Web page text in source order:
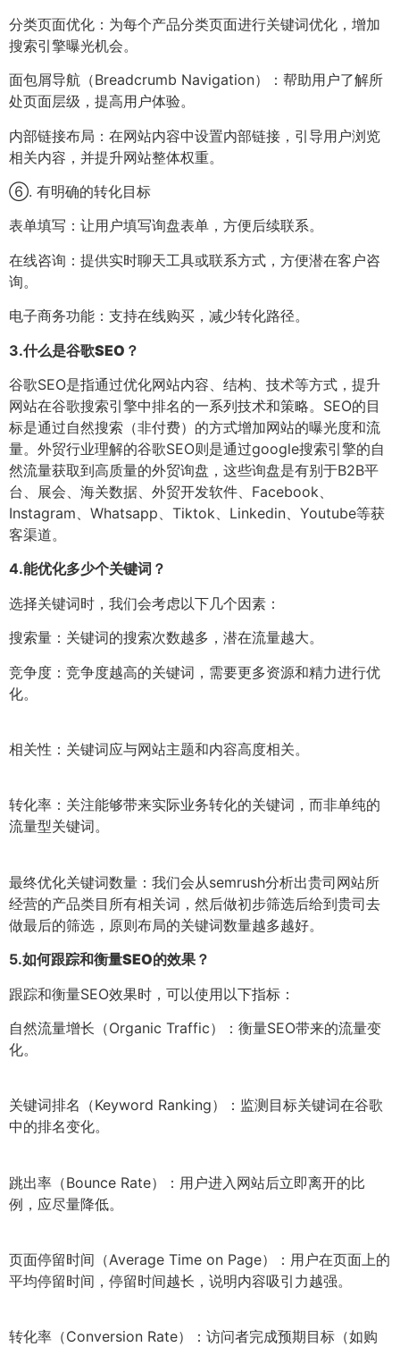
分类页面优化：为每个产品分类页面进行关键词优化，增加
搜索引擎曝光机会。
面包屑导航（Breadcrumb Navigation）：帮助用户了解所
处页面层级，提高用户体验。
内部链接布局：在网站内容中设置内部链接，引导用户浏览
相关内容，并提升网站整体权重。
⑥. 有明确的转化目标
表单填写：让用户填写询盘表单，方便后续联系。
在线咨询：提供实时聊天工具或联系方式，方便潜在客户咨
询。
电子商务功能：支持在线购买，减少转化路径。
3.什么是谷歌SEO？
谷歌SEO是指通过优化网站内容、结构、技术等方式，提升
网站在谷歌搜索引擎中排名的一系列技术和策略。SEO的目
标是通过自然搜索（非付费）的方式增加网站的曝光度和流
量。外贸行业理解的谷歌SEO则是通过google搜索引擎的自
然流量获取到高质量的外贸询盘，这些询盘是有别于B2B平
台、展会、海关数据、外贸开发软件、Facebook、
Instagram、Whatsapp、Tiktok、Linkedin、Youtube等获
客渠道。
4.能优化多少个关键词？
选择关键词时，我们会考虑以下几个因素：
搜索量：关键词的搜索次数越多，潜在流量越大。
竞争度：竞争度越高的关键词，需要更多资源和精力进行优
化。
相关性：关键词应与网站主题和内容高度相关。
转化率：关注能够带来实际业务转化的关键词，而非单纯的
流量型关键词。
最终优化关键词数量：我们会从semrush分析出贵司网站所
经营的产品类目所有相关词，然后做初步筛选后给到贵司去
做最后的筛选，原则布局的关键词数量越多越好。
5.如何跟踪和衡量SEO的效果？
跟踪和衡量SEO效果时，可以使用以下指标：
自然流量增长（Organic Traffic）：衡量SEO带来的流量变
化。
关键词排名（Keyword Ranking）：监测目标关键词在谷歌
中的排名变化。
跳出率（Bounce Rate）：用户进入网站后立即离开的比
例，应尽量降低。
页面停留时间（Average Time on Page）：用户在页面上的
平均停留时间，停留时间越长，说明内容吸引力越强。
转化率（Conversion Rate）：访问者完成预期目标（如购